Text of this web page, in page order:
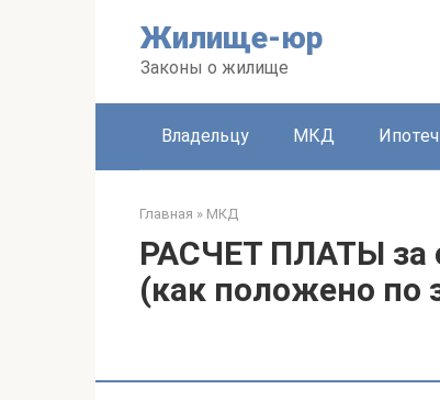
Жилище-юр
Законы о жилище
Владельцу МКД
Главная » МКД
РАСЧЕТ ПЛАТЫ за
(как положено по